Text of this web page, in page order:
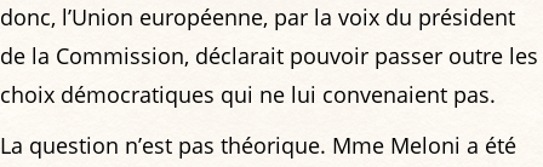
donc, l’Union européenne, par la voix du président
de la Commission, déclarait pouvoir passer outre les
choix démocratiques qui ne lui convenaient pas.
La question n’est pas théorique. Mme Meloni a été